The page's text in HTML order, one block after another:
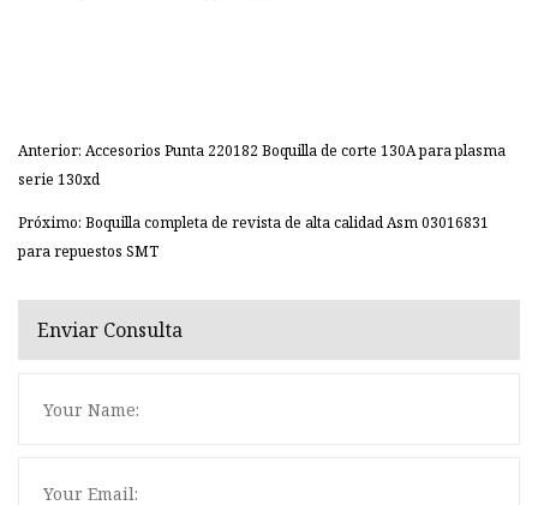
Anterior: Accesorios Punta 220182 Boquilla de corte 130A para plasma
serie 130xd
Próximo: Boquilla completa de revista de alta calidad Asm 03016831
para repuestos SMT
Enviar Consulta